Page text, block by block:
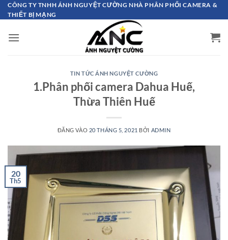
Bỏ
qua
dung
CÔNG TY TNHH ÁNH NGUYỆT CƯỜNG NHÀ PHÂN PHỐI CAMERA &
THIẾT BỊ MẠNG
TIN TỨC ÁNH NGUYỆT CƯỜNG
1.Phân phối camera Dahua Huế,
Thừa Thiên Huế
ĐĂNG VÀO 20 THÁNG 5, 2021 BỞI ADMIN
20
Th5